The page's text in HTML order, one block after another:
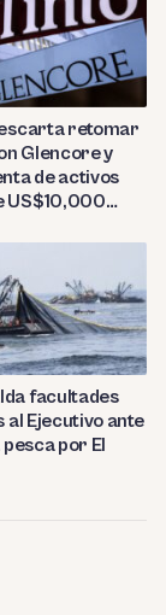
retomar
Glencore y
de activos
US$10,000
facultades
al Ejecutivo ante
por El